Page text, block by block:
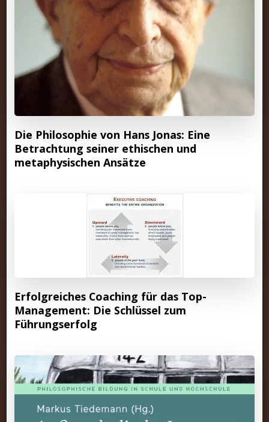
Die Philosophie von Hans Jonas: Eine
Betrachtung seiner ethischen und
metaphysischen Ansätze
Erfolgreiches Coaching für das Top-
Management: Die Schlüssel zum
Führungserfolg